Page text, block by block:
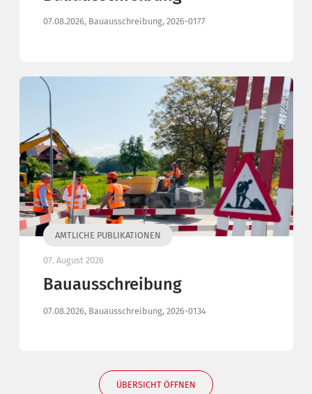
07.08.2026, Bauausschreibung, 2026-0177
AMTLICHE PUBLIKATIONEN
07. August 2026
Bauausschreibung
07.08.2026, Bauausschreibung, 2026-0134
ÜBERSICHT ÖFFNEN